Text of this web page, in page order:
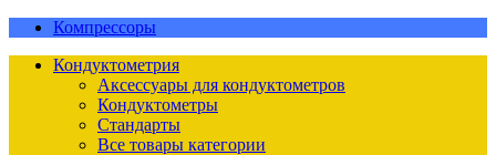
Компрессоры
Кондуктометрия
Аксессуары для кондуктометров
Кондуктометры
Стандарты
Все товары категории